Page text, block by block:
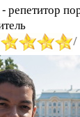
репетитор
/